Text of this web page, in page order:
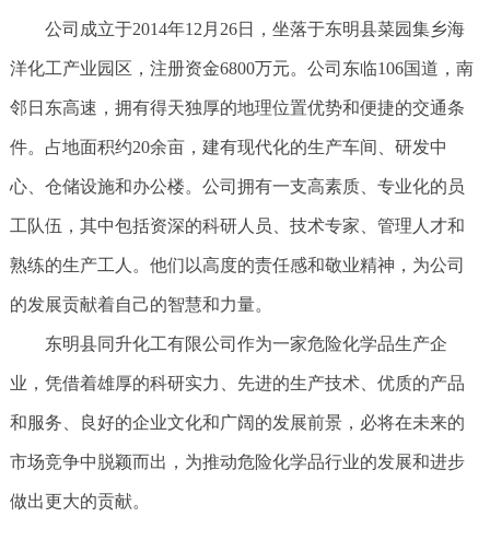
公司成立于2014年12月26日，坐落于东明县菜园集乡海
洋化工产业园区，注册资金6800万元。公司东临106国道，南
邻日东高速，拥有得天独厚的地理位置优势和便捷的交通条
件。占地面积约20余亩，建有现代化的生产车间、研发中
心、仓储设施和办公楼。公司拥有一支高素质、专业化的员
工队伍，其中包括资深的科研人员、技术专家、管理人才和
熟练的生产工人。他们以高度的责任感和敬业精神，为公司
的发展贡献着自己的智慧和力量。
东明县同升化工有限公司作为一家危险化学品生产企
业，凭借着雄厚的科研实力、先进的生产技术、优质的产品
和服务、良好的企业文化和广阔的发展前景，必将在未来的
市场竞争中脱颖而出，为推动危险化学品行业的发展和进步
做出更大的贡献。